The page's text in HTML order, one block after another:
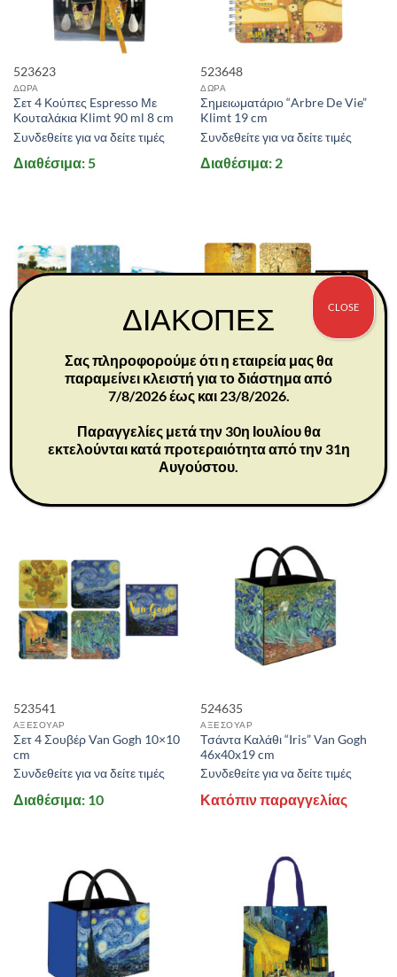
523623
ΔΩΡΑ
Σετ 4 Κούπες Espresso Με
Κουταλάκια Klimt 90 ml 8 cm
Συνδεθείτε για να δείτε τιμές
Διαθέσιμα: 5
523648
ΔΩΡΑ
Σημειωματάριο “Arbre De Vie”
Klimt 19 cm
Συνδεθείτε για να δείτε τιμές
Διαθέσιμα: 2
Σετ 4 Σουβέρ Monet 10×10 cm
Συνδεθείτε για να δείτε τιμές
Διαθέσιμα: 8
523641
Σετ 4 Σουβέρ Klimt 10×10 cm
Συνδεθείτε για να δείτε τιμές
Διαθέσιμα: 17
523541
ΑΞΕΣΟΥΑΡ
Σετ 4 Σουβέρ Van Gogh 10×10
cm
Συνδεθείτε για να δείτε τιμές
Διαθέσιμα: 10
524635
ΑΞΕΣΟΥΑΡ
Τσάντα Καλάθι “Iris” Van Gogh
46x40x19 cm
Συνδεθείτε για να δείτε τιμές
Κατόπιν παραγγελίας
ΔΙΑΚΟΠΕΣ
Σας πληροφορούμε ότι η εταιρεία μας θα
παραμείνει κλειστή για το διάστημα από
7/8/2026 έως και 23/8/2026.
Παραγγελίες μετά την 30η Ιουλίου θα
εκτελούνται κατά προτεραιότητα από την 31η
Αυγούστου.
CLOSE